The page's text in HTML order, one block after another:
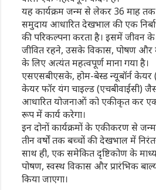
यह कार्यक्रम जन्म से लेकर 36 माह
समुदाय आधारित देखभाल की एक
की परिकल्पना करता है। इसमें जीवन
जीवित रहने, उसके विकास, पोषण और
के लिए अत्यंत महत्वपूर्ण माना गया है।
एसएसबीएसके, होम-बेस्ड न्यूबॉर्न
केयर फॉर यंग चाइल्ड (एचबीवाईसी)
आधारित योजनाओं को एकीकृत कर एक
रूप में कार्य करेगा।
इन दोनों कार्यक्रमों के एकीकरण से
तीन वर्षों तक बच्चों की देखभाल में
साथ ही, एक समेकित दृष्टिकोण के
पोषण, स्वस्थ विकास और प्रारंभिक
किया जाएगा।